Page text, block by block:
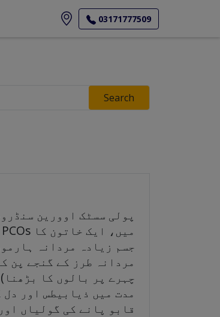
03171777509
Search
پولی سسٹک اوورین
جسم زیادہ مردانہ
چہرے پر بالوں کا
مدت میں ذیابیطس اور
قابو پانے کی گولیاں